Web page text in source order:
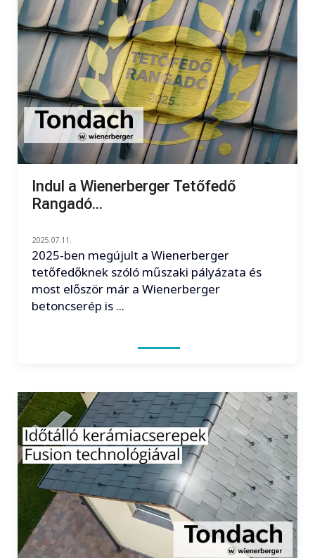
Indul a Wienerberger Tetőfedő
Rangadó...
2025.07.11.
2025-ben megújult a Wienerberger
tetőfedőknek szóló műszaki pályázata és
most először már a Wienerberger
betoncserép is ...